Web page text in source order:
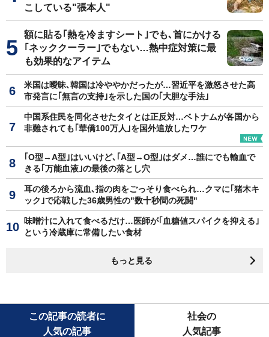
こしている"張本人"
額に貼る｢熱を冷ますシート｣でも､首にかける
｢ネッククーラー｣でもない…熱中症対策に最
も効果的なアイテム
米国は曖昧､韓国は冷ややかだったが…習近平を激怒させた高
市発言に｢無言の支持｣を示した国の｢大胆な手法｣
中国系住民を同化させたタイとは正反対…ベトナムが各国から
非難されても｢華僑100万人｣を国外追放したワケ
｢O型→A型｣はいいけど､｢A型→O型｣はダメ…誰にでも輸血で
きる｢万能血液｣の最後の落とし穴
耳の後ろから流血､指の肉をごっそり食べられ…クマに｢猪木キ
ック｣で応戦した36歳男性の"数十秒間の死闘"
味噌汁に入れて食べるだけ…医師が｢血糖値スパイクを抑える｣
という冷蔵庫に常備したい食材
もっと見る
この記事の読者に
人気の記事
社会の
人気記事